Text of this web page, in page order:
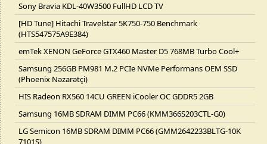
Sony Bravia KDL-40W3500 FullHD LCD TV
[HD Tune] Hitachi Travelstar 5K750-750 Benchmark
(HTS547575A9E384)
emTek XENON GeForce GTX460 Master D5 768MB Turbo Cool+
Samsung 256GB PM981 M.2 PCIe NVMe Performans OEM SSD
(Phoenix Nəzarətçi)
HIS Radeon RX560 14CU GREEN iCooler OC GDDR5 2GB
Samsung 16MB SDRAM DIMM PC66 (KMM366S203CTL-G0)
LG Semicon 16MB SDRAM DIMM PC66 (GMM2642233BLTG-10K
7101S)